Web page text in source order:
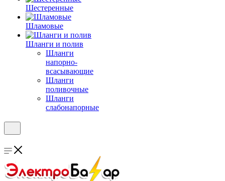
Шестеренные
Шламовые
Шланги и полив
Шланги
напорно-
всасывающие
Шланги
поливочные
Шланги
слабонапорные